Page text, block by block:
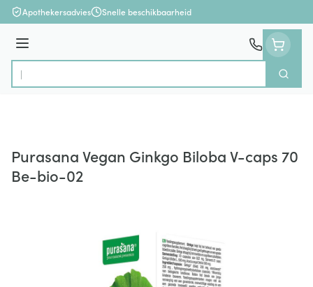
Ga naar de inhoud
Apothekersadvies Snelle beschikbaarheid
Menu
Product, merk, categorie...
Zoek
Purasana Vegan Ginkgo Biloba V-caps 70
Be-bio-02